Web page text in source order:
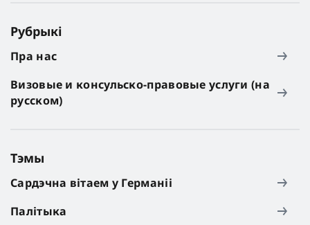
Рубрыкі
Пра нас
Визовые и консульско-правовые услуги (на
русском)
Тэмы
Сардэчна вітаем у Германіі
Палітыка